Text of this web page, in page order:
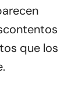
que los